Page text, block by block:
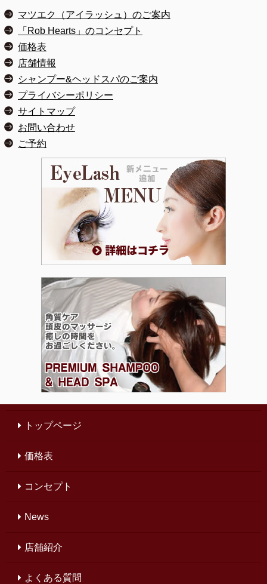
マツエク（アイラッシュ）のご案内
「Rob Hearts」のコンセプト
価格表
店舗情報
シャンプー&ヘッドスパのご案内
プライバシーポリシー
サイトマップ
お問い合わせ
ご予約
トップページ
価格表
コンセプト
News
店舗紹介
よくある質問